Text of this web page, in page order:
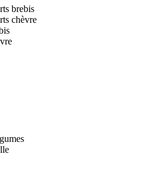
brebis
chèvre